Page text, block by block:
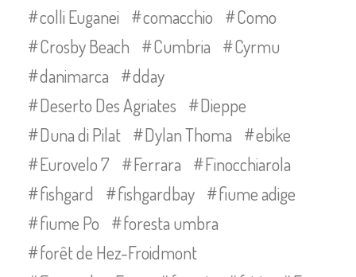
colli Euganei
comacchio
Como
Crosby Beach
Cumbria
Cyrmu
danimarca
dday
Deserto Des Agriates
Dieppe
Duna di Pilat
Dylan Thoma
ebike
Eurovelo 7
Ferrara
Finocchiarola
fishgard
fishgardbay
fiume adige
fiume Po
foresta umbra
forêt de Hez-Froidmont